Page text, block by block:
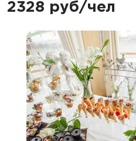
2328 руб/чел